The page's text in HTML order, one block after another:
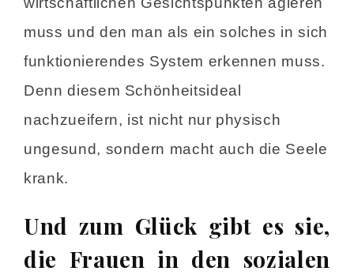
muss und den man als ein solches in sich
funktionierendes System erkennen muss.
Denn diesem Schönheitsideal
nachzueifern, ist nicht nur physisch
ungesund, sondern macht auch die Seele
krank.
Und zum Glück gibt es sie,
die Frauen in den sozialen